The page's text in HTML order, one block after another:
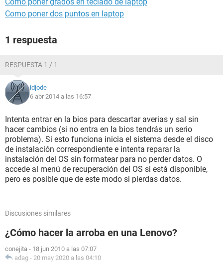
Como poner dos puntos en laptop
1 respuesta
RESPUESTA 1 / 1
idjode
6 abr 2014 a las 16:57
Intenta entrar en la bios para descartar averias y sal sin
hacer cambios (si no entra en la bios tendrás un serio
problema). Si esto funciona inicia el sistema desde el disco
de instalación correspondiente e intenta reparar la
instalación del OS sin formatear para no perder datos. O
accede al menú de recuperación del OS si está disponible,
pero es posible que de este modo si pierdas datos.
Discusiones similares
¿Cómo hacer la arroba en una Lenovo?
conejita - 18 jun 2010 a las 07:07
adag - 20 may 2020 a las 04:10